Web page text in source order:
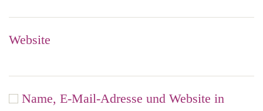
Website
Name, E-Mail-Adresse und Website in